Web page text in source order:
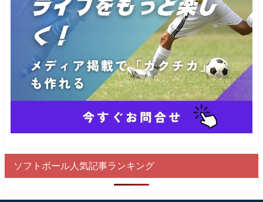
ソフトボール人気記事ランキング